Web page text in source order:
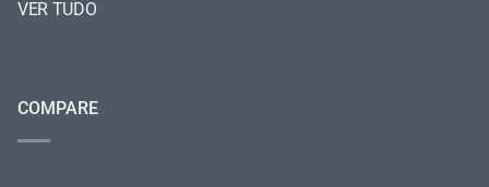
VER TUDO
COMPARE